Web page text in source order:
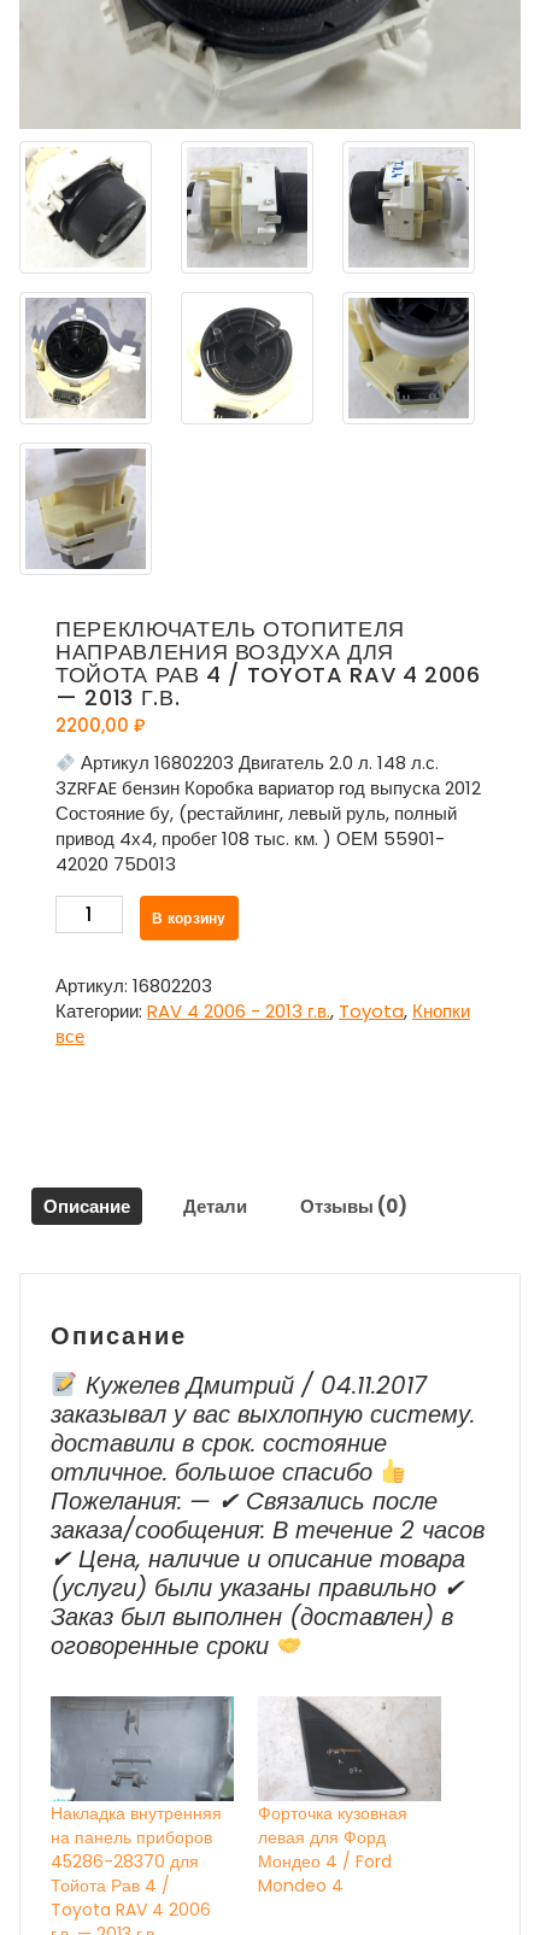
ПЕРЕКЛЮЧАТЕЛЬ ОТОПИТЕЛЯ
НАПРАВЛЕНИЯ ВОЗДУХА ДЛЯ
ТОЙОТА РАВ 4 / TOYOTA RAV 4 2006
— 2013 Г.В.
2200,00 ₽
Артикул 16802203 Двигатель 2.0 л. 148 л.с.
3ZRFAE бензин Коробка вариатор год выпуска 2012
Состояние бу, (рестайлинг, левый руль, полный
привод 4х4, пробег 108 тыс. км. ) ОЕМ 55901-
42020 75D013
Количество
товара
отопителя
направления
воздуха
Toyota
RAV
г.в.
В корзину
Артикул: 16802203
Категории: RAV 4 2006 - 2013 г.в., Toyota, Кнопки
все
Описание Детали Отзывы (0)
Описание
Кужелев Дмитрий / 04.11.2017
заказывал у вас выхлопную систему.
доставили в срок. состояние
отличное. большое спасибо
Пожелания: — ✔ Cвязались после
заказа/сообщения: В течение 2 часов
✔ Цена, наличие и описание товара
(услуги) были указаны правильно ✔
Заказ был выполнен (доставлен) в
оговоренные сроки
Накладка внутренняя
на панель приборов
45286-28370 для
Тойота Рав 4 /
Toyota RAV 4 2006
Форточка кузовная
левая для Форд
Мондео 4 / Ford
Mondeo 4